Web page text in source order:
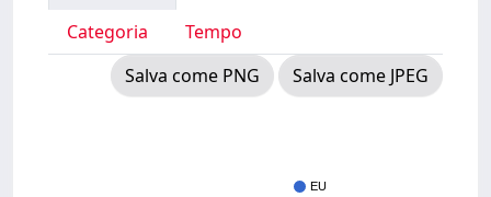
Categoria
Tempo
Salva come PNG
Salva come JPEG
EU